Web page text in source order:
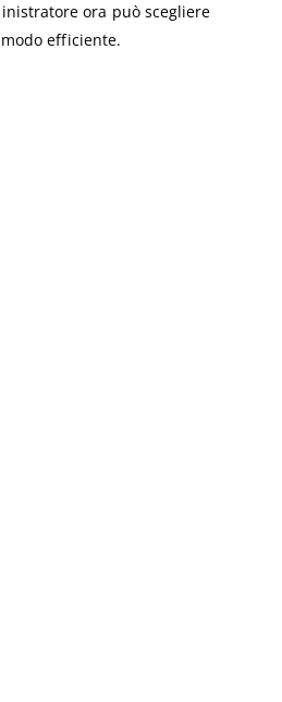
ora può scegliere
efficiente.